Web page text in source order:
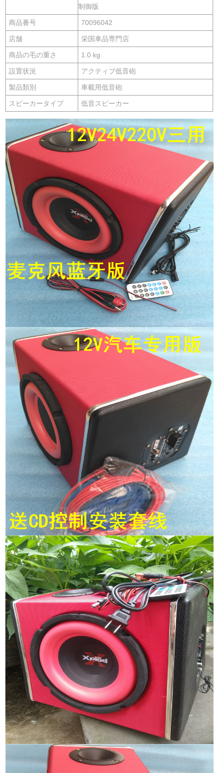
制御版
商品番号 70096042
店舗 栄国車品専門店
商品の毛の重さ 1.0 kg
設置状況 アクティブ低音砲
製品類別 車載用低音砲
スピーカータイプ 低音スピーカー